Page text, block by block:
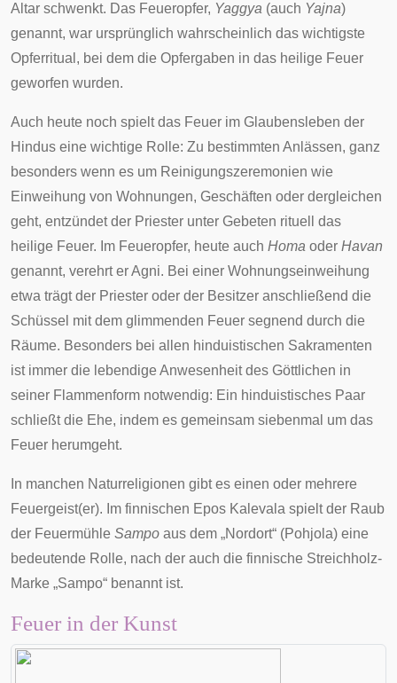
Altar schwenkt. Das Feueropfer, Yaggya (auch Yajna)
genannt, war ursprünglich wahrscheinlich das wichtigste
Opferritual, bei dem die Opfergaben in das heilige Feuer
geworfen wurden.
Auch heute noch spielt das Feuer im Glaubensleben der
Hindus eine wichtige Rolle: Zu bestimmten Anlässen, ganz
besonders wenn es um Reinigungszeremonien wie
Einweihung von Wohnungen, Geschäften oder dergleichen
geht, entzündet der Priester unter Gebeten rituell das
heilige Feuer. Im Feueropfer, heute auch Homa oder Havan
genannt, verehrt er Agni. Bei einer Wohnungseinweihung
etwa trägt der Priester oder der Besitzer anschließend die
Schüssel mit dem glimmenden Feuer segnend durch die
Räume. Besonders bei allen hinduistischen Sakramenten
ist immer die lebendige Anwesenheit des Göttlichen in
seiner Flammenform notwendig: Ein hinduistisches Paar
schließt die Ehe, indem es gemeinsam siebenmal um das
Feuer herumgeht.
In manchen Naturreligionen gibt es einen oder mehrere
Feuergeist(er). Im finnischen Epos Kalevala spielt der Raub
der Feuermühle Sampo aus dem „Nordort“ (Pohjola) eine
bedeutende Rolle, nach der auch die finnische Streichholz-
Marke „Sampo“ benannt ist.
Feuer in der Kunst